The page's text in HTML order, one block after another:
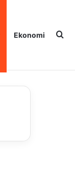
Ekonomi